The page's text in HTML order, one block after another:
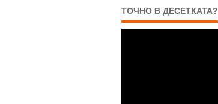
ТОЧНО В ДЕСЕТКАТА?